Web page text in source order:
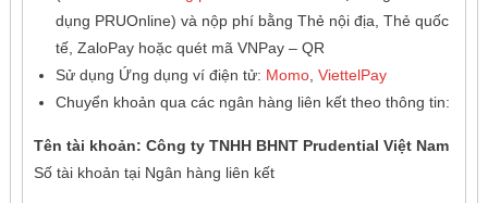
dụng PRUOnline) và nộp phí bằng Thẻ nội địa, Thẻ quốc
tế, ZaloPay hoặc quét mã VNPay – QR
Sử dụng Ứng dụng ví điện tử: Momo, ViettelPay
Chuyển khoản qua các ngân hàng liên kết theo thông tin:
Tên tài khoản: Công ty TNHH BHNT Prudential Việt Nam
Số tài khoản tại Ngân hàng liên kết